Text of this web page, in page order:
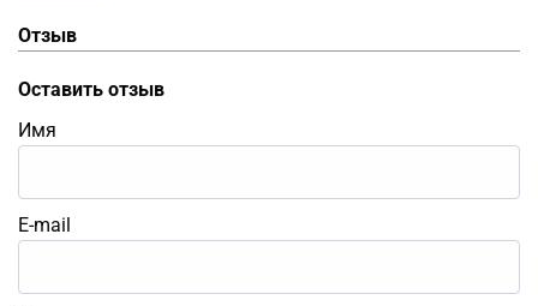
Отзыв
Оставить отзыв
Имя
E-mail